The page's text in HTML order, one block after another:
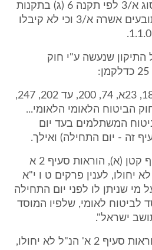
ורישיון לישיבת ארעי מסוג א/3 לפי תקנה 6 (ג) בתקנות
הכניסה" אין חולק כי לתובעים אשרה א/3 וכי לא קיבלו
התיקון שנעשה ע"י חוק
"25. (א) סעיפים 1, 2א, 18, 23א, 74, 200, עד 202, 247,
310, 378 ו 405 בחוק הביטוח הלאומי הלאומי...
המשתלמים בעד יום
זה - יום התחילה) ואילך.
(ב) על אף האמור ב סעיף קטן (א), הוראות סעיף 2 א
יחולו, לענין פרקים ט ו י"א
מי שניתן לו לפני יום התחילה
לביטוח לאומי, שלפיו המוסד
ישראל".
סעיף 25 (ב) מבהיר שהוראות סעיף 2 א' הנ"ל לא יחולו,